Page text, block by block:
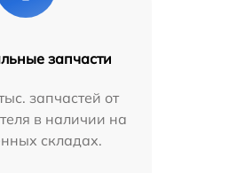
запчасти
запчастей от
в наличии на
складах.